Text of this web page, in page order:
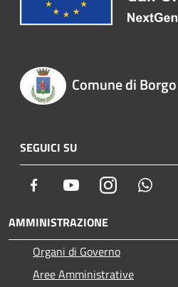
Comune di
SEGUICI SU
Facebook YoutubeInstagram
AMMINISTRAZIONE
Organi di Governo
Aree Amministrative